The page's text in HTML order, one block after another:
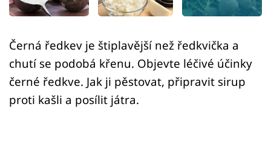
Černá ředkev je štiplavější než ředkvička a
chutí se podobá křenu. Objevte léčivé účinky
černé ředkve. Jak ji pěstovat, připravit sirup
proti kašli a posílit játra.